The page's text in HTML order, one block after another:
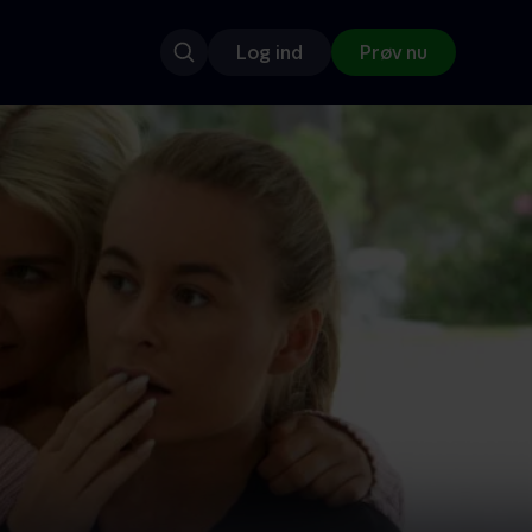
Log ind Prøv nu